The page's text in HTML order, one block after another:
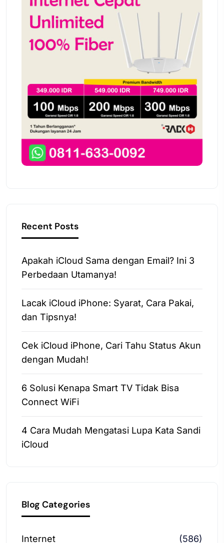
Recent Posts
Apakah iCloud Sama dengan Email? Ini 3
Perbedaan Utamanya!
Lacak iCloud iPhone: Syarat, Cara Pakai,
dan Tipsnya!
Cek iCloud iPhone, Cari Tahu Status Akun
dengan Mudah!
6 Solusi Kenapa Smart TV Tidak Bisa
Connect WiFi
4 Cara Mudah Mengatasi Lupa Kata Sandi
iCloud
Blog Categories
Internet (586)